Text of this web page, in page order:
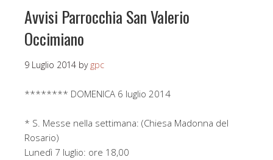
Avvisi Parrocchia San Valerio
Occimiano
9 Luglio 2014 by gpc
******** DOMENICA 6 luglio 2014
* S. Messe nella settimana: (Chiesa Madonna del
Rosario)
Lunedì 7 luglio: ore 18,00